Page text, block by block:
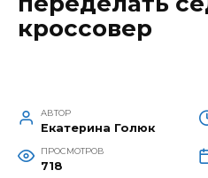
кроссовер
АВТОР
Екатерина Голюк
ПРОСМОТРОВ
718